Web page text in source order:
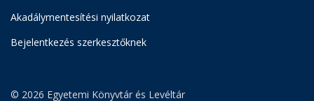
Akadálymentesítési nyilatkozat
Bejelentkezés szerkesztőknek
© 2026 Egyetemi Könyvtár és Levéltár